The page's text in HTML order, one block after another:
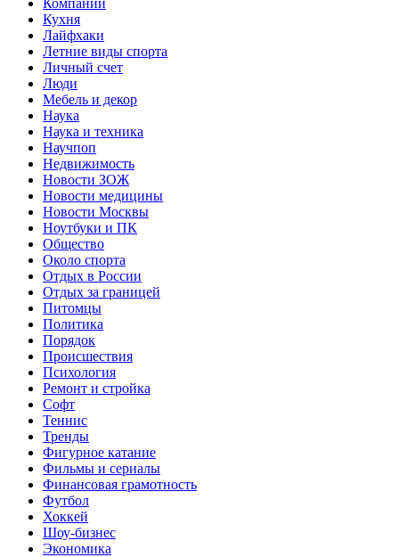
Кухня
Лайфхаки
Летние виды спорта
Личный счет
Люди
Мебель и декор
Наука
Наука и техника
Научпоп
Недвижимость
Новости ЗОЖ
Новости медицины
Новости Москвы
Ноутбуки и ПК
Общество
Около спорта
Отдых в России
Отдых за границей
Питомцы
Политика
Порядок
Происшествия
Психология
Ремонт и стройка
Софт
Теннис
Тренды
Фигурное катание
Фильмы и сериалы
Финансовая грамотность
Футбол
Хоккей
Шоу-бизнес
Экономика